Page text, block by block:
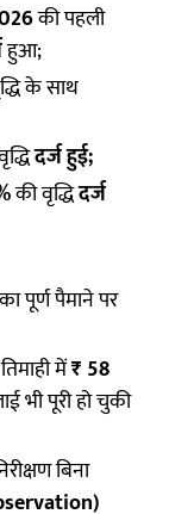
की पहली
हुआ;
के साथ
दर्ज हुई;
की वृद्धिदर्ज
पूर्ण पैमाने पर
में₹ 58
भी पूरी हो चुकी
बिना